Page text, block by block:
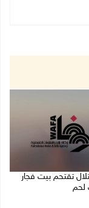
تقتحم بيت فجار
لحم